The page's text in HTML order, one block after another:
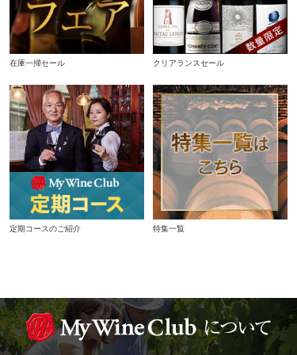
在庫一掃セール クリアランスセール
定期コースのご紹介 特集一覧